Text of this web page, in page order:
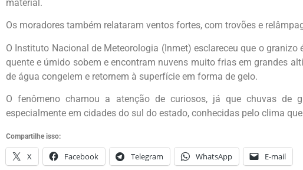
material.
Os moradores também relataram ventos fortes, com trovões e
O Instituto Nacional de Meteorologia (Inmet) esclareceu que o
quente e úmido sobem e encontram nuvens muito frias em grandes
de água congelem e retornem à superfície em forma de gelo.
O fenômeno chamou a atenção de curiosos, já que chuvas de
especialmente em cidades do sul do estado, conhecidas pelo clima
Compartilhe isso:
X Facebook Telegram WhatsApp E-mail